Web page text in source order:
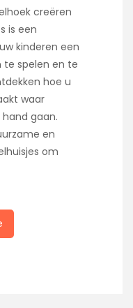
creëren
is een
kinderen een
spelen en te
hoe u
waar
gaan.
en
om